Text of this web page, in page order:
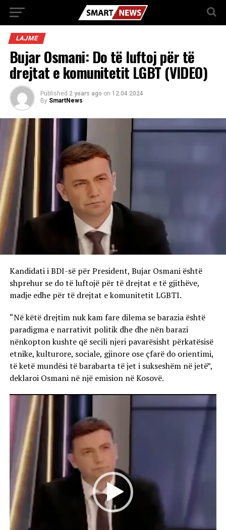
LAJME
Bujar Osmani: Do të luftoj për të
drejtat e komunitetit LGBT (VIDEO)
Published 2 years ago on 12.04.2024
By SmartNews
Kandidati i BDI-së për President, Bujar Osmani është
shprehur se do të luftojë për të drejtat e të gjithëve,
madje edhe për të drejtat e komunitetit LGBTI.
“Në këtë drejtim nuk kam fare dilema se barazia është
paradigma e narrativit politik dhe dhe nën barazi
nënkopton kushte që secili njeri pavarësisht përkatësisë
etnike, kulturore, sociale, gjinore ose çfarë do orientimi,
të ketë mundësi të barabarta të jet i sukseshëm në jetë”,
deklaroi Osmani në një emision në Kosovë.
Video
Player